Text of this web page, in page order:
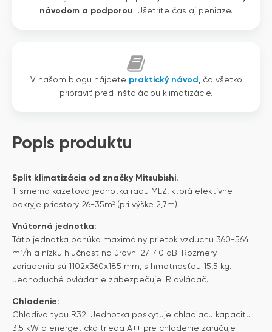
návodom a podporou. Ušetríte čas aj peniaze.
V našom blogu nájdete praktický návod
, čo všetko
pripraviť pred inštaláciou klimatizácie.
Popis produktu
Split klimatizácia od značky Mitsubishi.
1-smerná kazetová jednotka radu MLZ, ktorá efektívne
pokryje priestory 26-35m² (pri výške 2,7m).
Vnútorná jednotka:
Táto jednotka ponúka maximálny prietok vzduchu 360-564
m³/h a nízku hlučnosť na úrovni 27-40 dB. Rozmery
zariadenia sú 1102x360x185 mm, s hmotnosťou 15,5 kg.
Jednoduché ovládanie zabezpečuje IR ovládač.
Chladenie:
Chladivo typu R32. Jednotka poskytuje chladiacu kapacitu
3,5 kW a energetická trieda A++ pre chladenie zaručuje